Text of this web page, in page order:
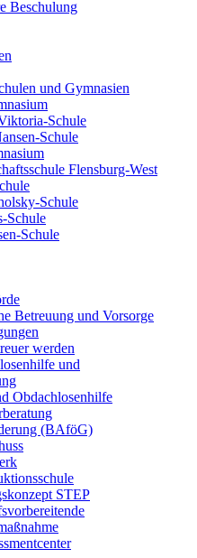
Beschulung
und Gymnasien
Schule
Schule
Flensburg-West
Schule
Schule
Schule
Betreuung und Vorsorge
werden
und
Obdachlosenhilfe
(BAföG)
STEP